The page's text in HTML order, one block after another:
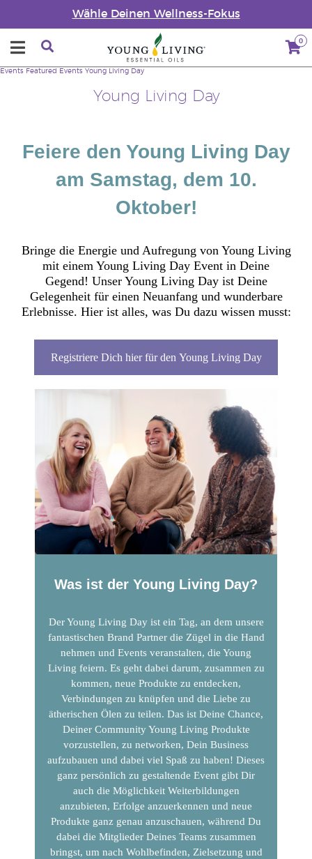
Wähle Deinen Wellness-Fokus
0
Young Living Day
Events Featured Events Young Living Day
Feiere den Young Living Day
am Samstag, dem 10.
Oktober!
Bringe die Energie und Aufregung von Young Living
mit einem Young Living Day Event in Deine
Gegend! Unser Young Living Day ist Deine
Gelegenheit für einen Neuanfang und wunderbare
Erlebnisse. Hier ist alles, was Du dazu wissen musst:
Registriere Dich hier für den Young Living Day
Was ist der Young Living Day?
Der Young Living Day ist ein Tag, an dem unsere
fantastischen Brand Partner die Zügel in die Hand
nehmen und Events veranstalten, die Young
Living feiern. Es geht dabei darum, zusammen zu
kommen, neue Produkte zu entdecken,
Verbindungen zu knüpfen und die Liebe zu
ätherischen Ölen zu teilen. Das ist Deine Chance,
Deiner Community Young Living Produkte
vorzustellen, zu networken, Dein Business
aufzubauen und dabei viel Spaß zu haben! Dieses
ganz persönlich zu gestaltende Event gibt Dir
auch die Möglichkeit Weiterbildungen
anzubieten, Erfolge anzuerkennen und neue
Produkte ganz genau anzuschauen, während Du
dabei die Mitglieder Deines Teams zusammen
bringst, um nach Wohlbefinden, Zielsetzung und